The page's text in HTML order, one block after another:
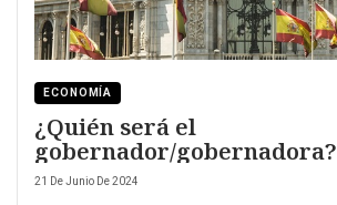
ECONOMÍA
¿Quién será el
gobernador/gobernadora?
21 De Junio De 2024